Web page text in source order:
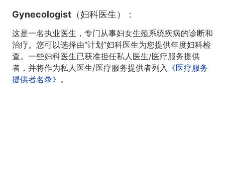
Gynecologist（妇科医生）：
这是一名执业医生，专门从事妇女生殖系统疾病的诊断和
治疗。您可以选择由“计划”妇科医生为您提供年度妇科检
查。一些妇科医生已获准担任私人医生/医疗服务提供
者，并将作为私人医生/医疗服务提供者列入 《医疗服务
提供者名录》 。